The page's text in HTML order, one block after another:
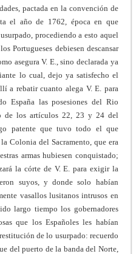
pactada en la convención de
el año de 1762, época en que
procediendo a esto aquel
Portugueses debiesen descansar
asegura V. E., sino declarada ya
lo cual, dejo ya satisfecho el
a rebatir cuanto alega V. E. para
España las posesiones del Rio
de los artículos 22, 23 y 24 del
patente que tuvo todo el que
Colonia del Sacramento, que era
armas hubiesen conquistado;
la córte de V. E. para exigir la
suyos, y donde solo habían
vasallos lusitanos intrusos en
largo tiempo los gobernadores
que los Españoles les habían
de lo usurpado: recuerdo
del puerto de la banda del Norte,